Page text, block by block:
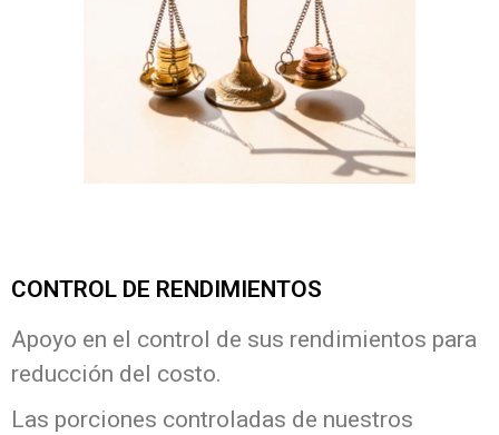
CONTROL DE RENDIMIENTOS
Apoyo en el control de sus rendimientos para
reducción del costo.
Las porciones controladas de nuestros